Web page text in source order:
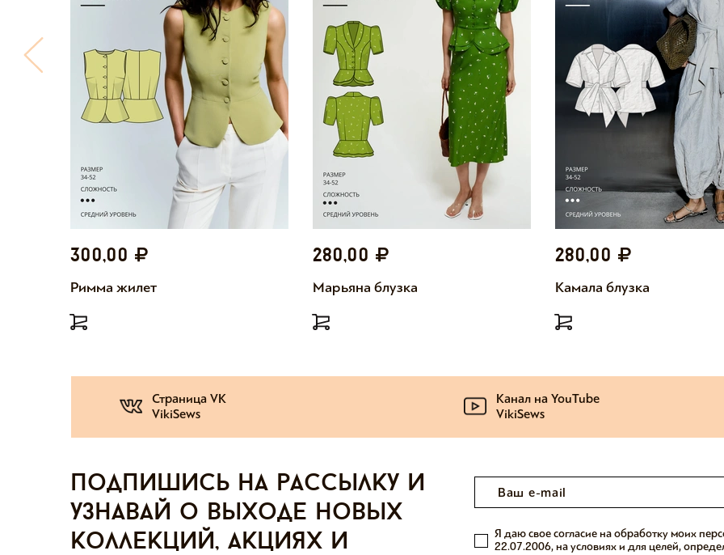
300,00
Римма жилет
280,00
Марьяна блузка
280,00
Камала блузка
Страница VK
VikiSews
Канал на YouTube
VikiSews
Подпишись на рассылку и
узнавай о выходе новых
коллекций, акциях и
Я даю свое согласие на обработку моих
22.07.2006, на условиях и для целей,